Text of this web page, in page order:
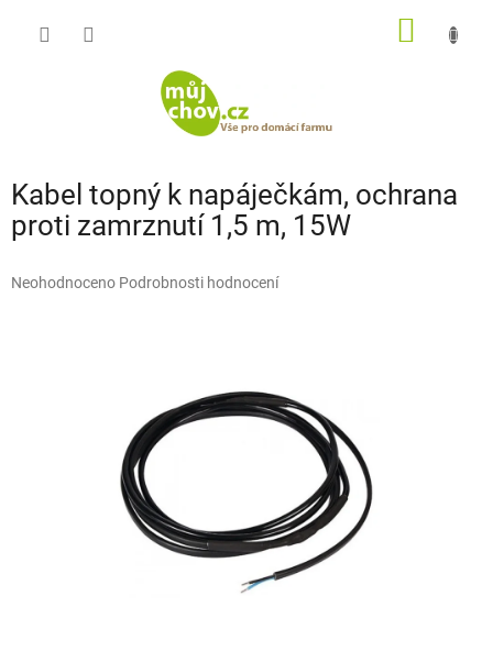
Kabel topný k napáječkám, ochrana
proti zamrznutí 1,5 m, 15W
Průměrné
Neohodnoceno Podrobnosti hodnocení